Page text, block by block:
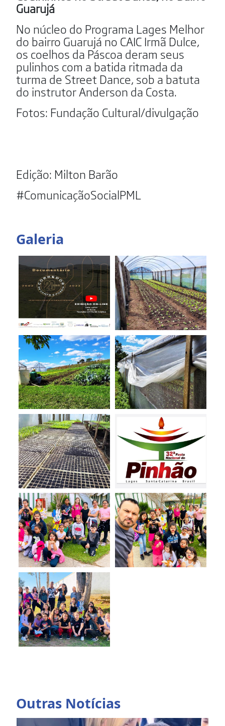
Guarujá
No núcleo do Programa Lages Melhor
do bairro Guarujá no CAIC Irmã Dulce,
os coelhos da Páscoa deram seus
pulinhos com a batida ritmada da
turma de Street Dance, sob a batuta
do instrutor Anderson da Costa.
Fotos: Fundação Cultural/divulgação
Edição: Milton Barão
#ComunicaçãoSocialPML
Galeria
Outras Notícias